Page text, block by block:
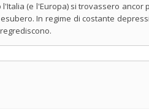
(e l'Europa) si trovassero
In regime di costante